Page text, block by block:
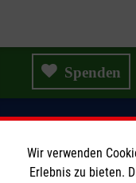
Spenden
Wir verwenden
Erlebnis zu bieten.